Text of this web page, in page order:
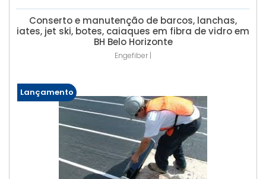
Conserto e manutenção de barcos, lanchas,
iates, jet ski, botes, caiaques em fibra de vidro em
BH Belo Horizonte
Engefiber |
Lançamento